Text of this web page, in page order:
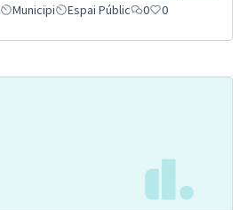
Municipi Espai Públic 0 0